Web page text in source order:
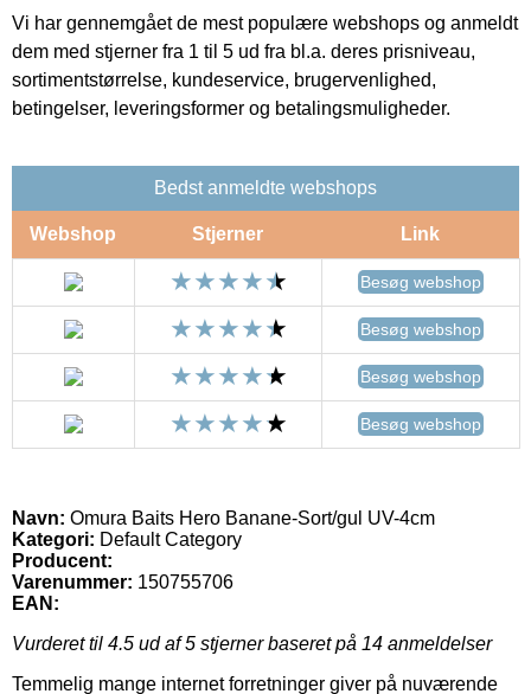
Vi har gennemgået de mest populære webshops og anmeldt
dem med stjerner fra 1 til 5 ud fra bl.a. deres prisniveau,
sortimentstørrelse, kundeservice, brugervenlighed,
betingelser, leveringsformer og betalingsmuligheder.
Bedst anmeldte webshops
Webshop Stjerner Link
Besøg webshop
Besøg webshop
Besøg webshop
Besøg webshop
Navn: Omura Baits Hero Banane-Sort/gul UV-4cm
Kategori: Default Category
Producent:
Varenummer: 150755706
EAN:
Vurderet til 4.5 ud af 5 stjerner baseret på 14 anmeldelser
Temmelig mange internet forretninger giver på nuværende